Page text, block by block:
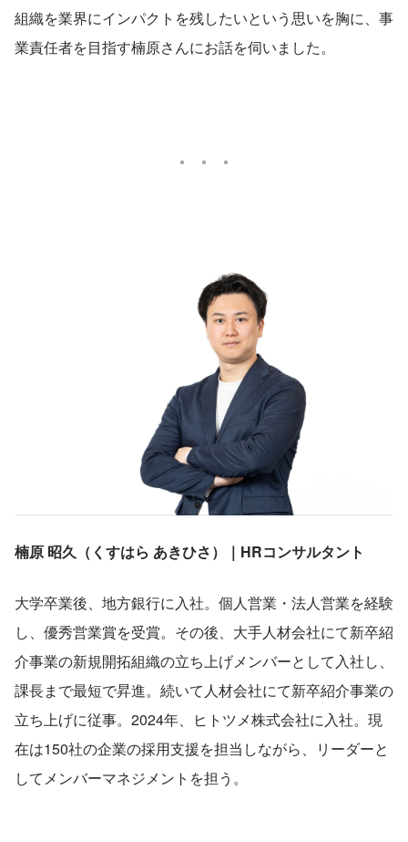
組織を業界にインパクトを残したいという思いを胸に、事
業責任者を目指す楠原さんにお話を伺いました。
楠原 昭久（くすはら あきひさ）｜HRコンサルタント
大学卒業後、地方銀行に入社。個人営業・法人営業を経験
し、優秀営業賞を受賞。その後、大手人材会社にて新卒紹
介事業の新規開拓組織の立ち上げメンバーとして入社し、
課長まで最短で昇進。続いて人材会社にて新卒紹介事業の
立ち上げに従事。2024年、ヒトツメ株式会社に入社。現
在は150社の企業の採用支援を担当しながら、リーダーと
してメンバーマネジメントを担う。